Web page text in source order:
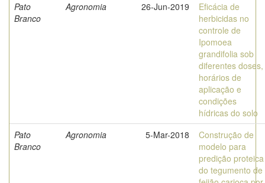
Pato
Branco
Agronomia 26-Jun-2019
Eficácia de
herbicidas no
controle de
Ipomoea
grandifolia sob
diferentes doses,
horários de
aplicação e
condições
hídricas do solo
Pato
Branco
Agronomia 5-Mar-2018
Construção de
modelo para
predição proteica
do tegumento de